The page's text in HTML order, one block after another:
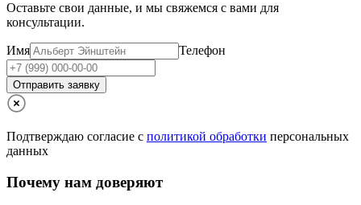
Оставьте свои данные, и мы свяжемся с вами для
консультации.
Имя Телефон
Отправить заявку
Подтверждаю согласие с политикой обработки персональных
данных
Почему нам доверяют